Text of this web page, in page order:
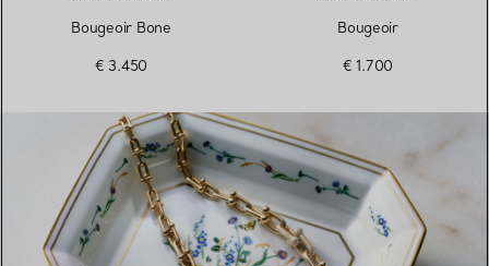
Bougeoir Bone
€ 3.450
Bougeoir
€ 1.700